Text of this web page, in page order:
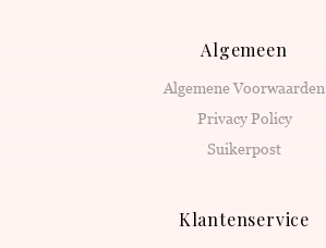
Algemeen
Algemene Voorwaarden
Privacy Policy
Suikerpost
Klantenservice